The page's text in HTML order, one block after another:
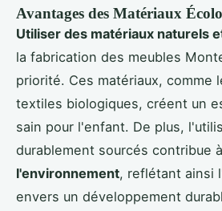
Avantages des Matériaux
Utiliser des matériaux naturels
la fabrication des meubles
priorité. Ces matériaux, comme
textiles biologiques, créent un
sain pour l'enfant. De plus,
durablement sourcés contribue à
l'environnement, reflétant ainsi
envers un développement